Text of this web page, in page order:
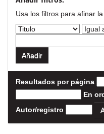
Usa los filtros para afinar la
Resultados por página
En
Autor/registro